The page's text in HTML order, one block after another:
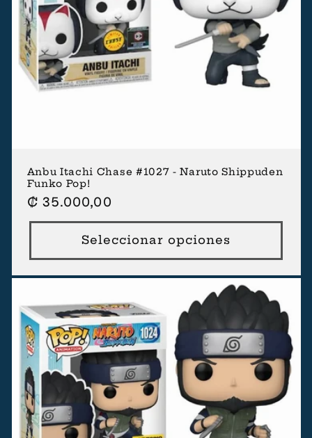
Anbu Itachi Chase #1027 - Naruto Shippuden
Funko Pop!
Precio
habitual
₡ 35.000,00
Seleccionar opciones